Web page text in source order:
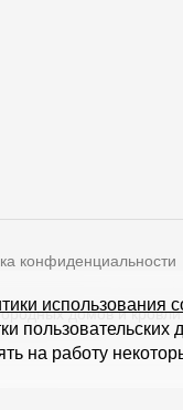
1(БЦ "Водный")
конфиденциальности
домов и
использования
на работу